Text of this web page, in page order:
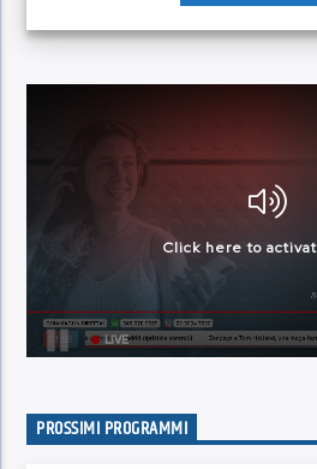
PROSSIMI PROGRAMMI